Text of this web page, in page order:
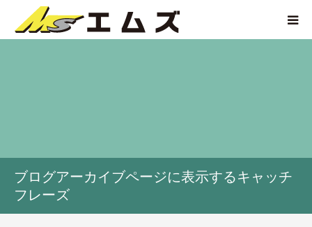
ブログアーカイブページに表示するキャッチ
フレーズ
サービス紹介